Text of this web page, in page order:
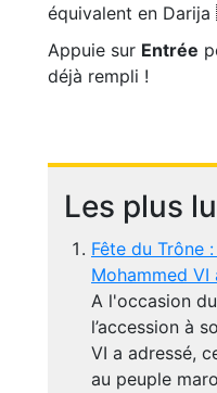
équivalent en
Appuie sur Entrée
déjà rempli !
Les plus
Fête du Trône
Mohammed
A l'occasion
l’accession à
VI a adressé,
au peuple